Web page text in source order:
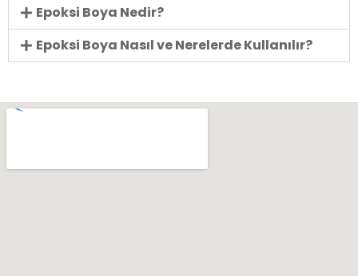
Epoksi Boya Nedir?
Epoksi Boya Nasıl ve Nerelerde Kullanılır?